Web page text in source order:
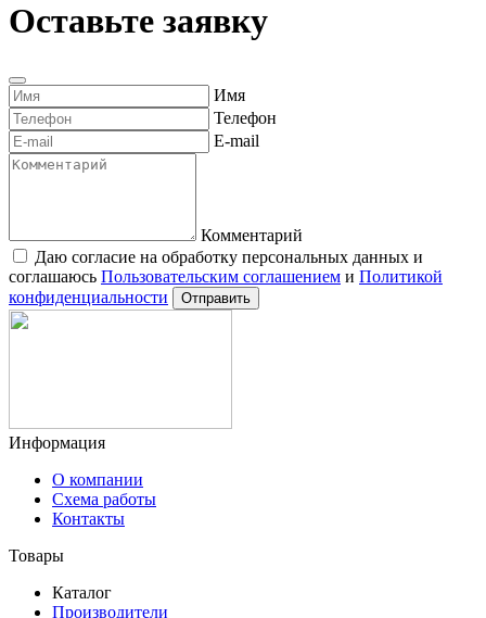
Оставьте заявку
Имя
Телефон
E-mail
Комментарий
Даю согласие на обработку персональных данных и
соглашаюсь Пользовательским соглашением и Политикой
конфиденциальности
Отправить
Информация
О компании
Схема работы
Контакты
Товары
Каталог
Производители